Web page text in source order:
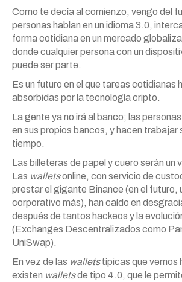
Como te decía al comienzo, vengo del
personas hablan en un idioma 3.0,
forma cotidiana en un mercado
donde cualquier persona con un
puede ser parte.
Es un futuro en el que tareas cotidianas
absorbidas por la tecnología cripto.
La gente ya no irá al banco; las
en sus propios bancos, y hacen trabajar
tiempo.
Las billeteras de papel y cuero serán un
Las walletsonline, con servicio de
prestar el gigante Binance (en el futuro,
corporativo más), han caído en
después de tantos hackeos y la
(Exchanges Descentralizados como
UniSwap).
En vez de las walletstípicas que vemos
existen walletsde tipo 4.0, que le